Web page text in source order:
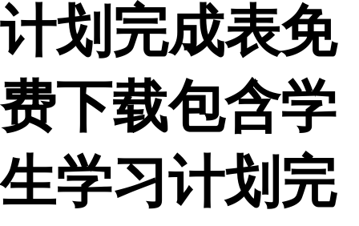
计划完成表免
费下载包含学
生学习计划完